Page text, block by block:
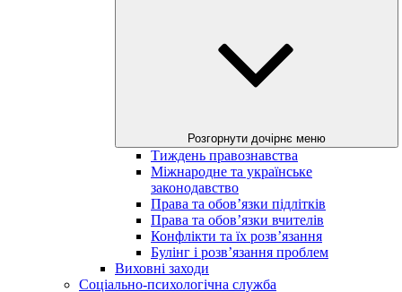
Розгорнути дочірнє меню
Тиждень правознавства
Міжнародне та українське
законодавство
Права та обов’язки підлітків
Права та обов’язки вчителів
Конфлікти та їх розв’язання
Булінг і розв’язання проблем
Виховні заходи
Соціально-психологічна служба